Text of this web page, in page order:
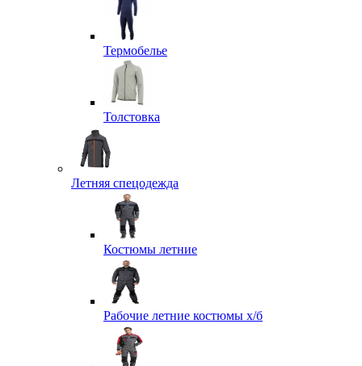
Термобелье
Толстовка
Летняя спецодежда
Костюмы летние
Рабочие летние костюмы х/б